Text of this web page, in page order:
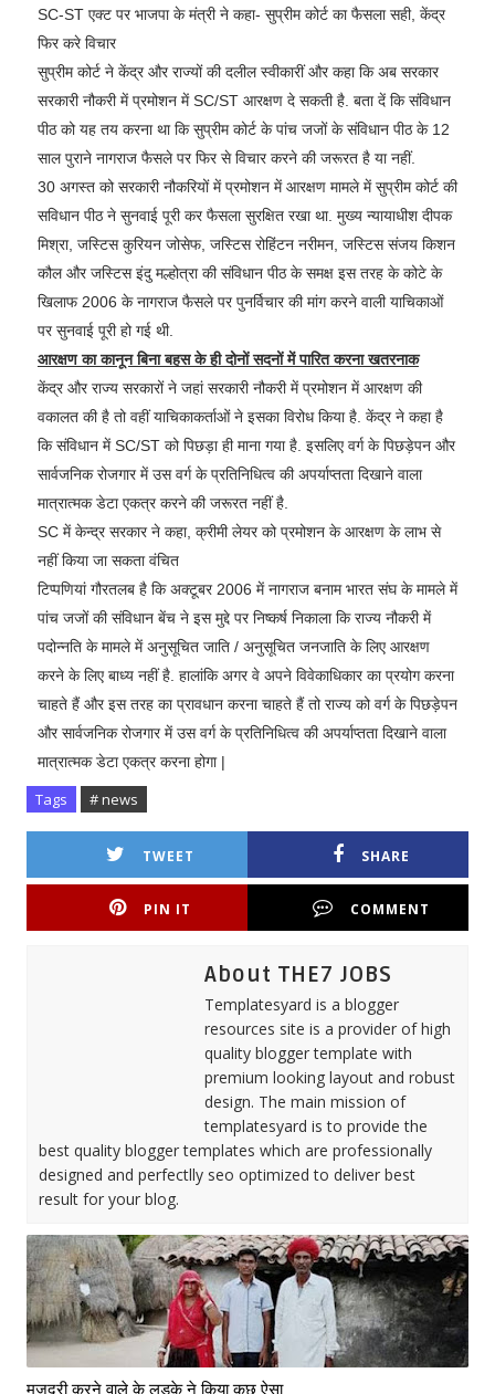
SC-ST एक्ट पर भाजपा के मंत्री ने कहा- सुप्रीम कोर्ट का फैसला सही, केंद्र
फिर करे विचार
सुप्रीम कोर्ट ने केंद्र और राज्यों की दलील स्वीकारीं और कहा कि अब सरकार
सरकारी नौकरी में प्रमोशन में SC/ST आरक्षण दे सकती है. बता दें कि संविधान
पीठ को यह तय करना था कि सुप्रीम कोर्ट के पांच जजों के संविधान पीठ के 12
साल पुराने नागराज फैसले पर फिर से विचार करने की जरूरत है या नहीं.
30 अगस्त को सरकारी नौकरियों में प्रमोशन में आरक्षण मामले में सुप्रीम कोर्ट की
सविधान पीठ ने सुनवाई पूरी कर फैसला सुरक्षित रखा था. मुख्य न्यायाधीश दीपक
मिश्रा, जस्टिस कुरियन जोसेफ, जस्टिस रोहिंटन नरीमन, जस्टिस संजय किशन
कौल और जस्टिस इंदु मल्होत्रा ​​की संविधान पीठ के समक्ष इस तरह के कोटे के
खिलाफ 2006 के नागराज फैसले पर पुनर्विचार की मांग करने वाली याचिकाओं
पर सुनवाई पूरी हो गई थी.
आरक्षण का कानून बिना बहस के ही दोनों सदनों में पारित करना खतरनाक
केंद्र और राज्य सरकारों ने जहां सरकारी नौकरी में प्रमोशन में आरक्षण की
वकालत की है तो वहीं याचिकाकर्ताओं ने इसका विरोध किया है. केंद्र ने कहा है
कि संविधान में SC/ST को पिछड़ा ही माना गया है. इसलिए वर्ग के पिछड़ेपन और
सार्वजनिक रोजगार में उस वर्ग के प्रतिनिधित्व की अपर्याप्तता दिखाने वाला
मात्रात्मक डेटा एकत्र करने की जरूरत नहीं है.
SC में केन्‍द्र सरकार ने कहा, क्रीमी लेयर को प्रमोशन के आरक्षण के लाभ से
नहीं किया जा सकता वंचित
टिप्पणियां गौरतलब है कि अक्टूबर 2006 में नागराज बनाम भारत संघ के मामले में
पांच जजों की संविधान बेंच ने इस मुद्दे पर निष्कर्ष निकाला कि राज्य नौकरी में
पदोन्नति के मामले में अनुसूचित जाति / अनुसूचित जनजाति के लिए आरक्षण
करने के लिए बाध्य नहीं है. हालांकि अगर वे अपने विवेकाधिकार का प्रयोग करना
चाहते हैं और इस तरह का प्रावधान करना चाहते हैं तो राज्य को वर्ग के पिछड़ेपन
और सार्वजनिक रोजगार में उस वर्ग के प्रतिनिधित्व की अपर्याप्तता दिखाने वाला
मात्रात्मक डेटा एकत्र करना होगा |
Tags # news
TWEET SHARE
PIN IT COMMENT
About THE7 JOBS
Templatesyard is a blogger
resources site is a provider of high
quality blogger template with
premium looking layout and robust
design. The main mission of
templatesyard is to provide the
best quality blogger templates which are professionally
designed and perfectlly seo optimized to deliver best
result for your blog.
मजदूरी करने वाले के लड़के ने किया कुछ ऐसा